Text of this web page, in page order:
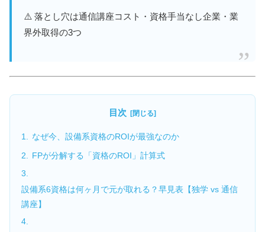
⚠️ 落とし穴は通信講座コスト・資格手当なし企業・業
界外取得の3つ
目次
なぜ今、設備系資格のROIが最強なのか
FPが分解する「資格のROI」計算式
設備系6資格は何ヶ月で元が取れる？早見表【独学 vs 通信
講座】